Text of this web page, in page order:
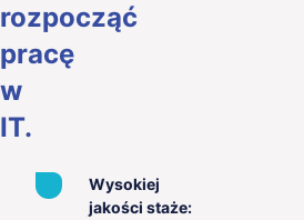
rozpocząć
pracę
w
IT.
Wysokiej
jakości staże: